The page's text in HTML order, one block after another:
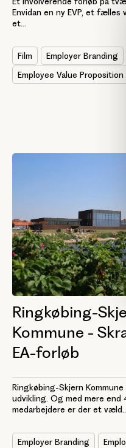
Envidan en ny EVP, et fælles
et...
Film
Employer Branding
Employee Value Proposition
Ringkøbing-
Kommune -
EA-forløb
Ringkøbing-Skjern
udvikling. Og med mere end
medarbejdere er der et
Employer Branding